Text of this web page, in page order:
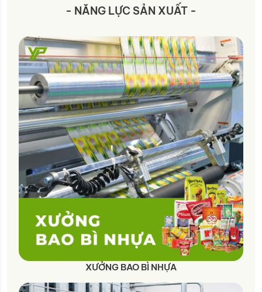
- NĂNG LỰC SẢN XUẤT -
XƯỞNG BAO BÌ NHỰA